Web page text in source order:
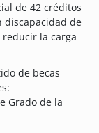
de 42 créditos
discapacidad de
la carga
de becas
Grado de la